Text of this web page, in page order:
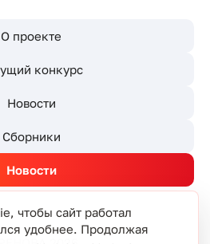
О проекте
конкурс
Новости
Сборники
Новости
чтобы сайт работал
удобнее. Продолжая